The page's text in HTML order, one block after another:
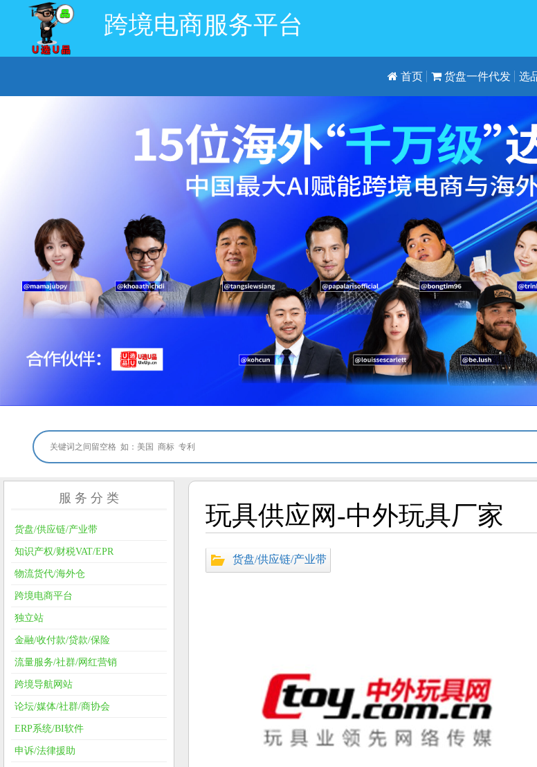
跨境电商服务平台
首页 货盘一件代发 选
玩具供应网-中外玩具厂家
货盘/供应链/产业带
服 务 分 类
货盘/供应链/产业带
知识产权/财税VAT/EPR
物流货代/海外仓
跨境电商平台
独立站
金融/收付款/贷款/保险
流量服务/社群/网红营销
跨境导航网站
论坛/媒体/社群/商协会
ERP系统/BI软件
申诉/法律援助